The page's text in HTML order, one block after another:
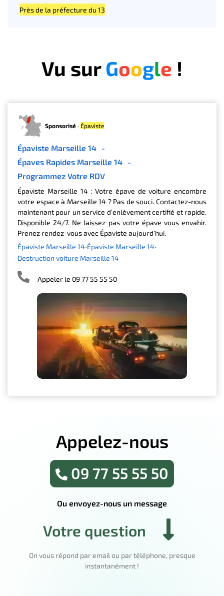
Près de la préfecture du 13
Vu surGoogle !
Sponsorisé · Épaviste
Épaviste Marseille 14 -
Épaves Rapides Marseille 14 -
Programmez Votre RDV
Épaviste Marseille 14 : Votre épave de voiture encombre
votre espace à Marseille 14 ? Pas de souci. Contactez-nous
maintenant pour un service d’enlèvement certifié et rapide.
Disponible 24/7. Ne laissez pas votre épave vous envahir.
Prenez rendez-vous avec Épaviste aujourd’hui.
Épaviste Marseille 14
Épaviste Marseille 14
Destruction voiture Marseille 14
Appeler le 09 77 55 55 50
Appelez-nous
09 77 55 55 50
Ou envoyez-nous un message
Votre question
On vous répond par email ou par téléphone, presque
instantanément !